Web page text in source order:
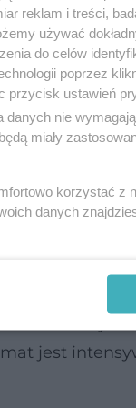
może
syntezę
jest
reklam i treści,
używać
do celów
poprzez
przycisk ustawień
danych nie
miały
korzystać z
danych